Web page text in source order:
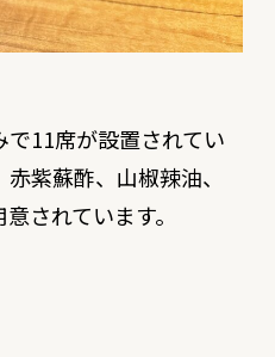
11席が設置されてい
紫蘇酢、山椒辣油、
されています。